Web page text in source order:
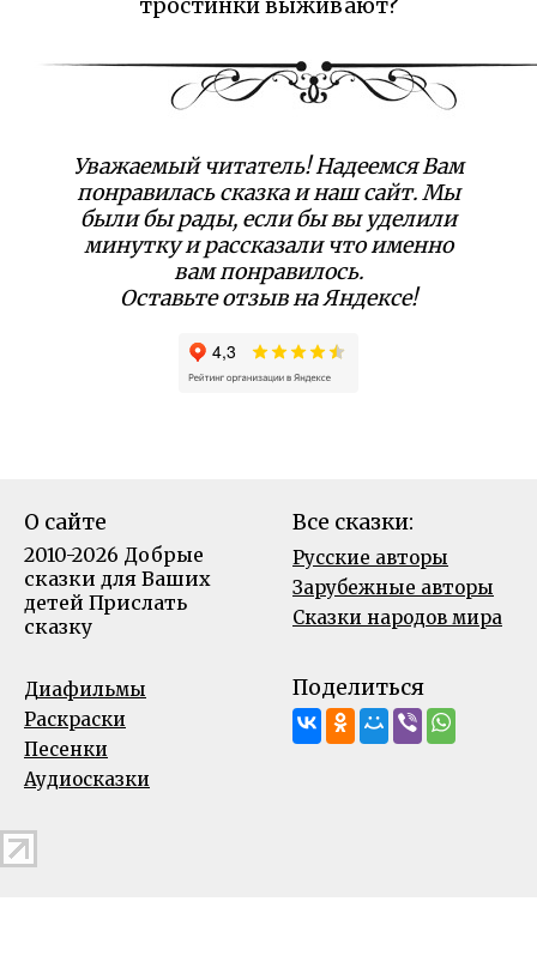
тростинки выживают?
Уважаемый читатель! Надеемся Вам
понравилась сказка и наш сайт. Мы
были бы рады, если бы вы уделили
минутку и рассказали что именно
вам понравилось.
Оставьте отзыв на Яндексе!
О сайте
2010-2026 Добрые
сказки для Ваших
детей Прислать
сказку
Все сказки:
Русские авторы
Зарубежные авторы
Сказки народов мира
Диафильмы
Раскраски
Песенки
Аудиосказки
Поделиться